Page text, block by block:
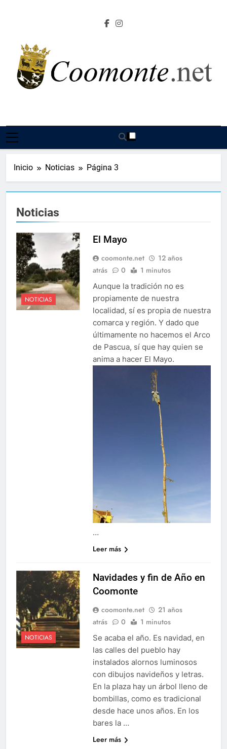
Coomonte.net |
Coomonte
Inicio Noticias Página 3
Noticias
NOTICIAS
El Mayo
coomonte.net
12 años
atrás
0 1 minutos
Aunque la tradición no es
propiamente de nuestra
localidad, sí es propia de nuestra
comarca y región. Y dado que
últimamente no hacemos el Arco
de Pascua, sí que hay quien se
anima a hacer El Mayo.
…
Leer más
NOTICIAS
Navidades y fin de Año en
Coomonte
coomonte.net
21 años
atrás
0 1 minutos
Se acaba el año. Es navidad, en
las calles del pueblo hay
instalados alornos luminosos
con dibujos navideños y letras.
En la plaza hay un árbol lleno de
bombillas, como es tradicional
desde hace unos años. En los
bares la …
Leer más